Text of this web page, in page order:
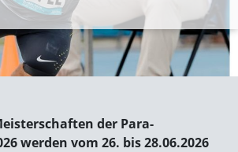
der Para-
werden vom 26. bis 28.06.2026